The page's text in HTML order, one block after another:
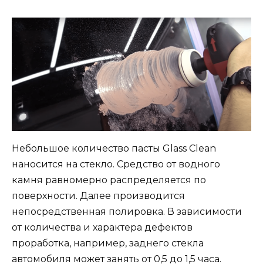
Небольшое количество пасты Glass Clean
наносится на стекло. Средство от водного
камня равномерно распределяется по
поверхности. Далее производится
непосредственная полировка. В зависимости
от количества и характера дефектов
проработка, например, заднего стекла
автомобиля может занять от 0,5 до 1,5 часа.